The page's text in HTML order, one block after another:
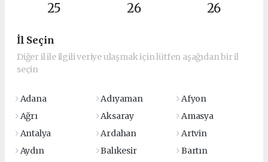
25
26
26
İl Seçin
Diğer il ile ilgili veriye ulaşmak için lütfen aşağıdan bir il
seçin
Adana Adıyaman
Afyon
Ağrı
Aksaray
Amasya
Antalya
Ardahan
Artvin
Aydın
Balıkesir
Bartın